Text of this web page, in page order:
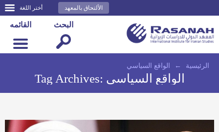
أختر اللغة الألتحاق بالمعهد
القائمه البحث
الرئيسية ← الواقع السياسي
Tag Archives: الواقع السياسي